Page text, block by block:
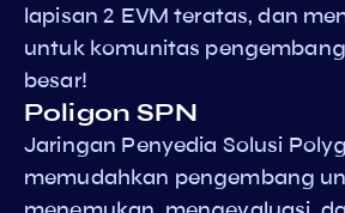
lapisan 2 EVM teratas, dan
untuk komunitas
besar!
Poligon SPN
Jaringan Penyedia Solusi
memudahkan pengembang